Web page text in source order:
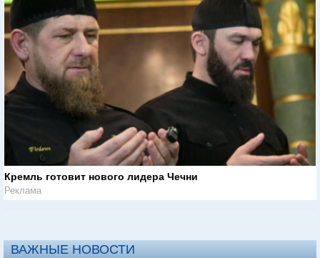
Кремль готовит нового лидера Чечни
Реклама
ВАЖНЫЕ НОВОСТИ